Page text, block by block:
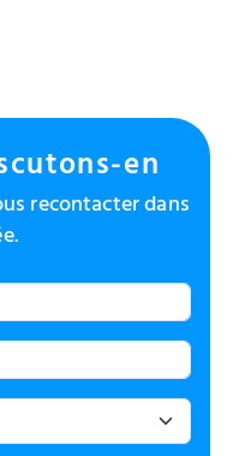
en
recontacter dans